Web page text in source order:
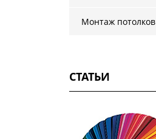
Монтаж потолков
СТАТЬИ